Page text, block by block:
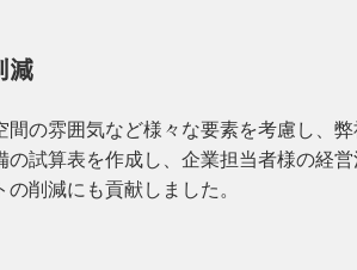
減
の雰囲気など様々な要素を考慮し、
試算表を作成し、企業担当者様の経
削減にも貢献しました。